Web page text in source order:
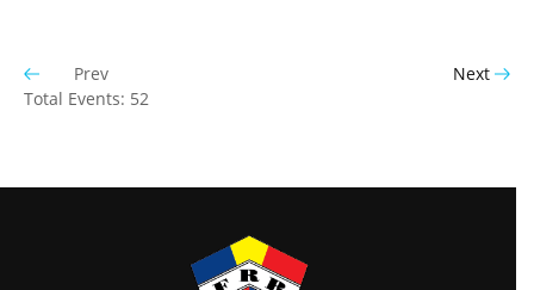
Prev
Next
Total Events: 52